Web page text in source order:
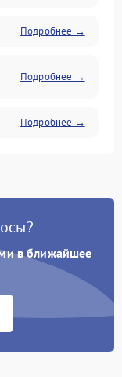
Подробнее →
Подробнее →
Подробнее →
Подробнее →
в ближайшее